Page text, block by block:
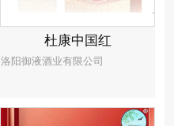
杜康中国红
洛阳御液酒业有限公司